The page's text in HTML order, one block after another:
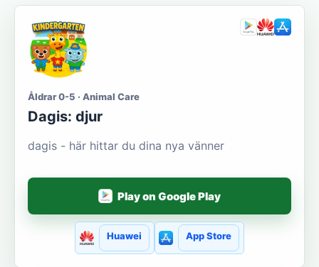
Åldrar 0-5 · Animal Care
Dagis: djur
dagis - här hittar du dina nya vänner
Play on Google Play
Huawei App Store